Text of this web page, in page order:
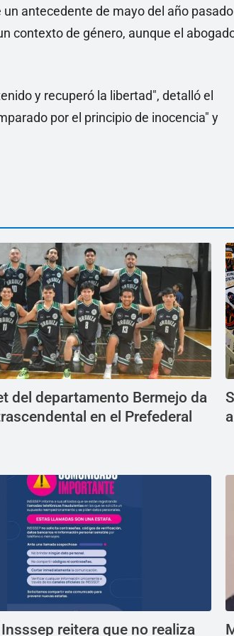
antecedente de mayo del año
contexto de género, aunque el
y recuperó la libertad", detalló el
por el principio de inocencia" y
del departamento Bermejo da
en el Prefederal
reitera que no realiza